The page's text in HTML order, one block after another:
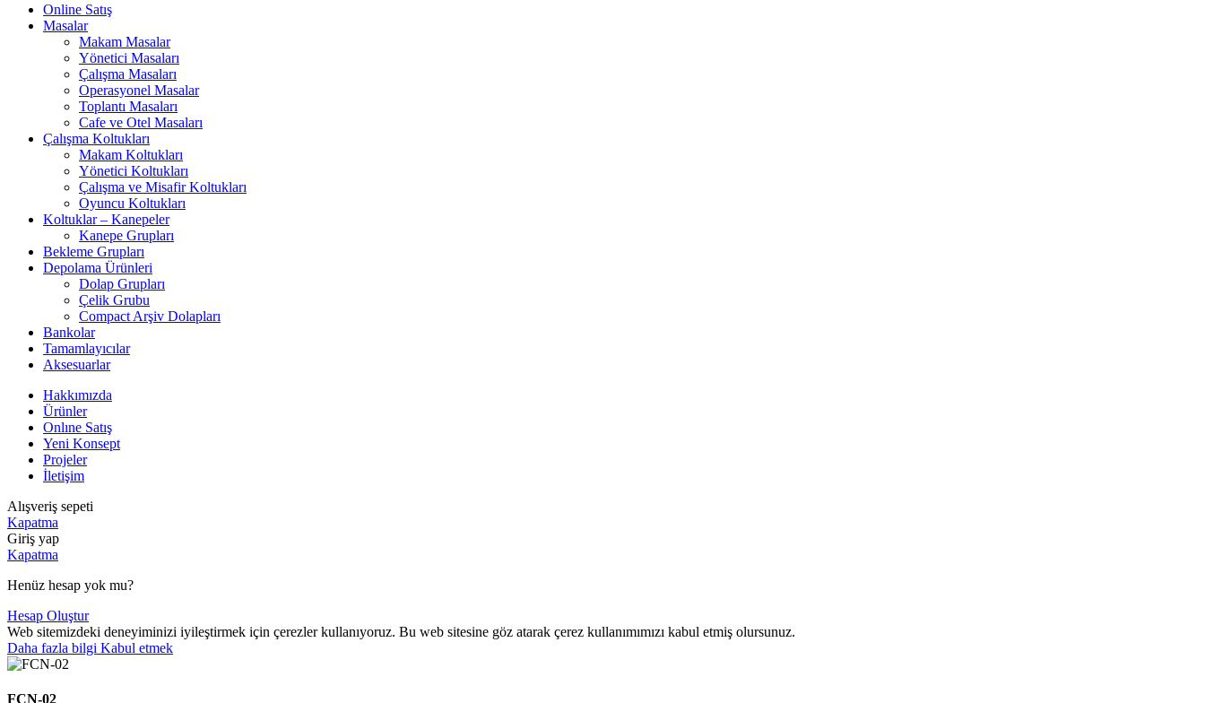
Online Satış
Masalar
Makam Masalar
Yönetici Masaları
Çalışma Masaları
Operasyonel Masalar
Toplantı Masaları
Cafe ve Otel Masaları
Çalışma Koltukları
Makam Koltukları
Yönetici Koltukları
Çalışma ve Misafir Koltukları
Oyuncu Koltukları
Koltuklar – Kanepeler
Kanepe Grupları
Bekleme Grupları
Depolama Ürünleri
Dolap Grupları
Çelik Grubu
Compact Arşiv Dolapları
Bankolar
Tamamlayıcılar
Aksesuarlar
Hakkımızda
Ürünler
Onlıne Satış
Yeni Konsept
Projeler
İletişim
Alışveriş sepeti
Kapatma
Giriş yap
Kapatma
Henüz hesap yok mu?
Hesap Oluştur
Web sitemizdeki deneyiminizi iyileştirmek için çerezler kullanıyoruz. Bu web sitesine göz atarak çerez kullanımımızı kabul etmiş olursunuz.
Daha fazla bilgi Daha
Kabul etmek
FCN-02